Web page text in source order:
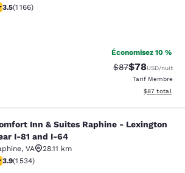
étoiles. Bien. 1166 commentaires
3.5(1 166)
Économisez 10 %
Tarif barré :
$87Tarif réduit :
$78USD/nuit
Tarif Membre
Afficher les
$87 total
& Suites Raphine -
Inn & Suites Raphine - Lexington
I-81 and I-64
, VA
28.11 km
étoiles. Bien. 1534 commentaires
3.9(1 534)